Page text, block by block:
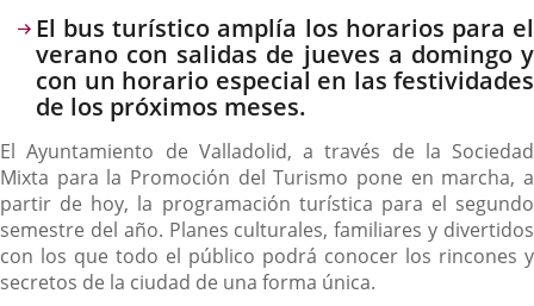
Descripción
El bus turístico amplía los horarios para el
verano con salidas de jueves a domingo y
con un horario especial en las festividades
de los próximos meses.
El Ayuntamiento de Valladolid, a través de la Sociedad
Mixta para la Promoción del Turismo pone en marcha, a
partir de hoy, la programación turística para el segundo
semestre del año. Planes culturales, familiares y divertidos
con los que todo el público podrá conocer los rincones y
secretos de la ciudad de una forma única.